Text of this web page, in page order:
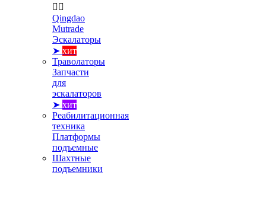
 
Qingdao
Mutrade
Эскалаторы
➤ хит
Траволаторы
Запчасти
для
эскалаторов
➤ хит
Реабилитационная
техника
Платформы
подъемные
Шахтные
подъемники